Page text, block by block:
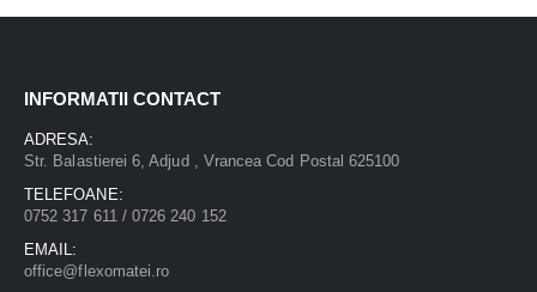
INFORMATII CONTACT
ADRESA:
Str. Balastierei 6, Adjud , Vrancea Cod Postal 625100
TELEFOANE:
0752 317 611 / 0726 240 152
EMAIL:
office@flexomatei.ro